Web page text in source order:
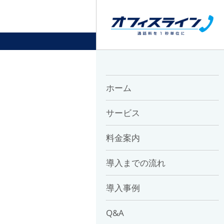
ホーム
サービス
料金案内
導入までの流れ
導入事例
Q&A